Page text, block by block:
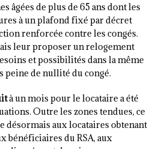
âgées de plus de 65 ans dont les
à un plafond fixé par décret
renforcée contre les congés.
leur proposer un relogement
et possibilités dans la même
peine de nullité du congé.
à un mois pour le locataire a été
Outre les zones tendues, ce
désormais aux locataires obtenant
bénéficiaires du RSA, aux